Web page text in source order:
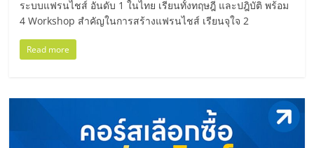
และ
ขยาย
สา
ขา
ระบบแฟรนไชส์ อันดับ 1 ในไทย เรียนทั้งทฤษฎี และปฎิบัติ พร้อม
4 Workshop สำคัญในการสร้างแฟรนไชส์ เรียนจุใจ 2
Read more